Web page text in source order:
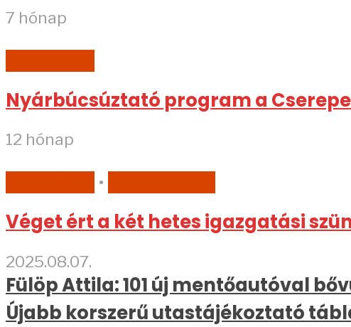
7 hónap
Nyárbúcsúztató program a
12 hónap
•
Véget ért a két hetes igazgatási
2025.08.07.
Fülöp Attila: 101 új mentőautóval
Újabb korszerű utastájékoztató